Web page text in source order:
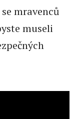
mravenců
museli